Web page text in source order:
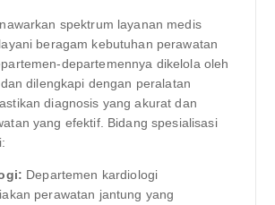
spektrum layanan medis
beragam kebutuhan perawatan
departemennya dikelola oleh
dilengkapi dengan peralatan
diagnosis yang akurat dan
yang efektif. Bidang spesialisasi
Departemen kardiologi
perawatan jantung yang